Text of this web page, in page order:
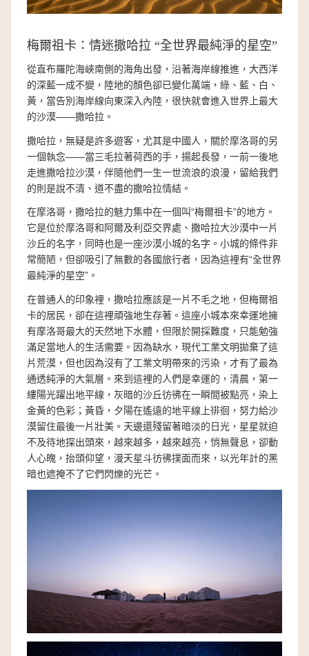
梅爾祖卡：情迷撒哈拉 “全世界最純淨的星空”
從直布羅陀海峽南側的海角出發，沿著海岸線推進，大西洋
的深藍一成不變，陸地的顏色卻已變化萬端，綠、藍、白、
黃，當告別海岸線向東深入內陸，很快就會進入世界上最大
的沙漠——撒哈拉。
撒哈拉，無疑是許多遊客，尤其是中國人，關於摩洛哥的另
一個執念——當三毛拉著荷西的手，揚起長發，一前一後地
走進撒哈拉沙漠，伴隨他們一生一世流浪的浪漫，留給我們
的則是說不清、道不盡的撒哈拉情結。
在摩洛哥，撒哈拉的魅力集中在一個叫“梅爾祖卡”的地方。
它是位於摩洛哥和阿爾及利亞交界處、撒哈拉大沙漠中一片
沙丘的名字，同時也是一座沙漠小城的名字。小城的條件非
常簡陋，但卻吸引了無數的各國旅行者，因為這裡有“全世界
最純淨的星空”。
在普通人的印象裡，撒哈拉應該是一片不毛之地，但梅爾祖
卡的居民，卻在這裡頑強地生存著。這座小城本來幸運地擁
有摩洛哥最大的天然地下水體，但限於開採難度，只能勉強
滿足當地人的生活需要。因為缺水，現代工業文明拋棄了這
片荒漠，但也因為沒有了工業文明帶來的污染，才有了最為
通透純淨的大氣層。來到這裡的人們是幸運的，清晨，第一
縷陽光躍出地平線，灰暗的沙丘彷彿在一瞬間被點亮，染上
金黃的色彩；黃昏，夕陽在遙遠的地平線上徘徊，努力給沙
漠留住最後一片壯美。天邊還殘留著暗淡的日光，星星就迫
不及待地探出頭來，越來越多，越來越亮，悄無聲息，卻動
人心魄，抬頭仰望，漫天星斗彷彿撲面而來，以光年計的黑
暗也遮掩不了它們閃爍的光芒。